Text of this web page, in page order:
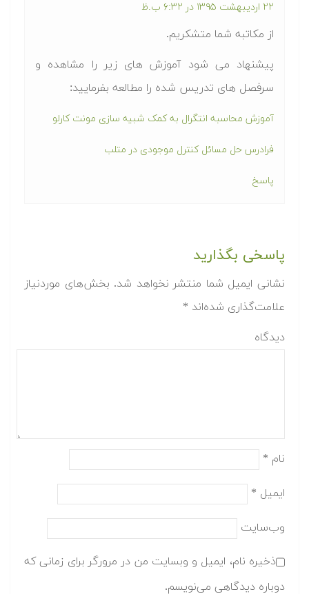
۲۲ اردیبهشت ۱۳۹۵ در ۶:۳۲ ب.ظ
از مکاتبه شما متشکریم.
پیشنهاد می شود آموزش های زیر را مشاهده و
سرفصل های تدریس شده را مطالعه بفرمایید:
آموزش محاسبه انتگرال به کمک شبیه سازی مونت کارلو
فرادرس حل مسائل کنترل موجودی در متلب
پاسخ
پاسخی بگذارید
نشانی ایمیل شما منتشر نخواهد شد. بخش‌های موردنیاز
علامت‌گذاری شده‌اند *
دیدگاه
نام *
ایمیل *
وب‌سایت
ذخیره نام، ایمیل و وبسایت من در مرورگر برای زمانی که
دوباره دیدگاهی می‌نویسم.